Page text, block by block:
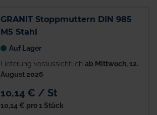
GRANIT Stoppmuttern DIN 985
M5 Stahl
Auf Lager
Lieferung voraussichtlich ab Mittwoch, 12.
August 2026
10,14 € / St
10,14 € pro 1 Stück